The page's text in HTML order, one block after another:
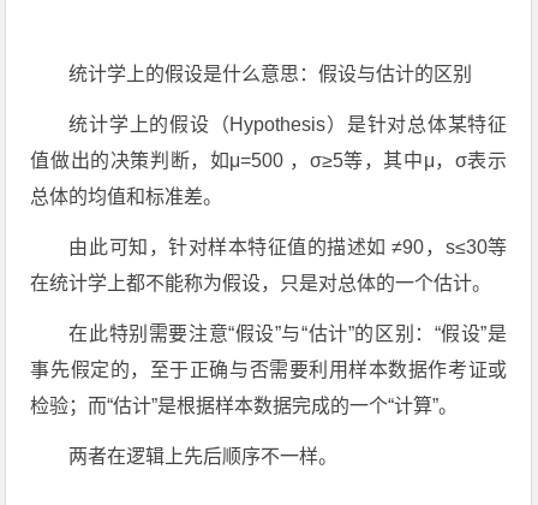
统计学上的假设是什么意思：假设与估计的区别
统计学上的假设（Hypothesis）是针对总体某特征
值做出的决策判断，如μ=500 ，σ≥5等，其中μ，σ表示
总体的均值和标准差。
由此可知，针对样本特征值的描述如 ≠90，s≤30等
在统计学上都不能称为假设，只是对总体的一个估计。
在此特别需要注意“假设”与“估计”的区别：“假设”是
事先假定的，至于正确与否需要利用样本数据作考证或
检验；而“估计”是根据样本数据完成的一个“计算”。
两者在逻辑上先后顺序不一样。